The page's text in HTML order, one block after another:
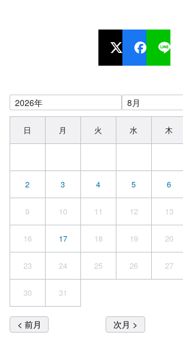
日 月 火 水 木
2 3 4 5 6
9 10 11 12 13
16 17 18 19 20
23 24 25 26 27
30 31
< 前月 次月 >